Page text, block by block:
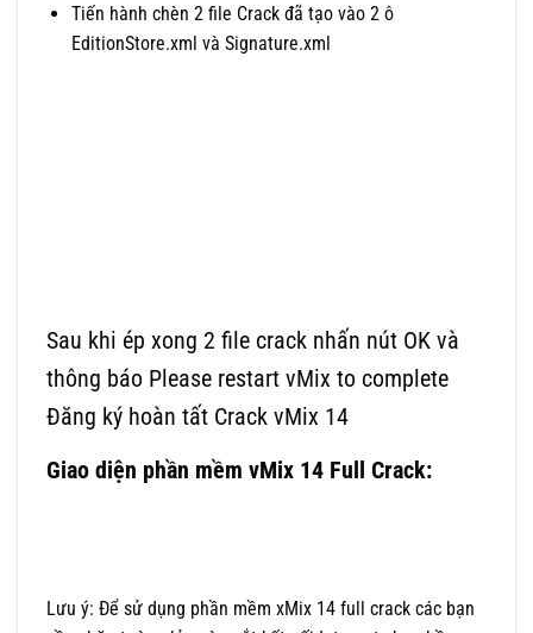
Tiến hành chèn 2 file Crack đã tạo vào 2 ô
EditionStore.xml và Signature.xml
Sau khi ép xong 2 file crack nhấn nút OK và
thông báo Please restart vMix to complete
Đăng ký hoàn tất Crack vMix 14
Giao diện phần mềm vMix 14 Full Crack:
Lưu ý: Để sử dụng phần mềm xMix 14 full crack các bạn